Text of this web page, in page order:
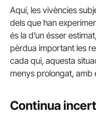
Aquí, les vivències
dels que han
és la d’un ésser
pèrdua important les
cada qui, aquesta
menys prolongat, amb
Continua